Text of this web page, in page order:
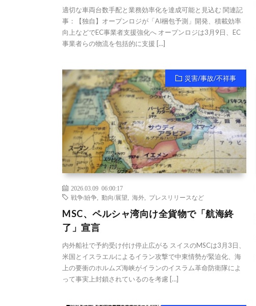
適切な車両台数手配と業務効率化を達成可能と見込む 関連記
事：【独自】オープンロジが「AI梱包予測」開発、積載効率
向上などでEC事業者支援強化へ オープンロジは3月9日、EC
事業者らの物流を包括的に支援 […]
災害/事故/不祥事
2026.03.09 06:00:17
戦争/紛争
動向/展望 海外 プレスリリースなど
MSC、ペルシャ湾向け全貨物で「航海終
了」宣言
内外船社で予約受け付け停止広がる スイスのMSCは3月3日、
米国とイスラエルによるイラン攻撃で中東情勢が緊迫化、海
上の要衝のホルムズ海峡がイランのイスラム革命防衛隊によ
って事実上封鎖されているのを考慮 […]